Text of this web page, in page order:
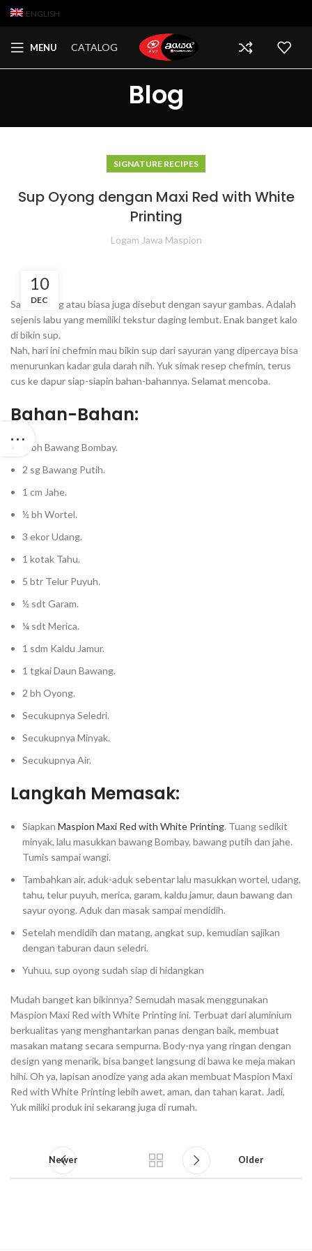
ENGLISH
MENU CATALOG
Blog
SIGNATURE RECIPES
Sup Oyong dengan Maxi Red with White
Printing
Logam Jawa Maspion
10
DEC
Sayur oyong atau biasa juga disebut dengan sayur gambas. Adalah
sejenis labu yang memiliki tekstur daging lembut. Enak banget kalo
di bikin sup.⁣
Nah, hari ini chefmin mau bikin sup dari sayuran yang dipercaya bisa
menurunkan kadar gula darah nih. Yuk simak resep chefmin, terus
cus ke dapur siap-siapin bahan-bahannya. Selamat mencoba.⁣
Bahan-Bahan:
½ bh Bawang Bombay.⁣
2 sg Bawang Putih.⁣
1 cm Jahe.⁣
½ bh Wortel.⁣
3 ekor Udang.⁣
1 kotak Tahu.⁣
5 btr Telur Puyuh.⁣
½ sdt Garam.⁣
¼ sdt Merica.⁣
1 sdm Kaldu Jamur.⁣
1 tgkai Daun Bawang.⁣
2 bh Oyong.⁣
Secukupnya Seledri.⁣
Secukupnya Minyak.⁣
Secukupnya Air.⁣
Langkah Memasak:
Siapkan Maspion Maxi Red with White Printing. Tuang sedikit
minyak, lalu masukkan bawang Bombay, bawang putih dan jahe.
Tumis sampai wangi.⁣
Tambahkan air, aduk-aduk sebentar lalu masukkan wortel, udang,
tahu, telur puyuh, merica, garam, kaldu jamur, daun bawang dan
sayur oyong. Aduk dan masak sampai mendidih.⁣
Setelah mendidih dan matang, angkat sup, kemudian sajikan
dengan taburan daun seledri.⁣
Yuhuu, sup oyong sudah siap di hidangkan
Mudah banget kan bikinnya? Semudah masak menggunakan
Maspion Maxi Red with White Printing ini. Terbuat dari aluminium
berkualitas yang menghantarkan panas dengan baik, membuat
masakan matang secara sempurna. Body-nya yang ringan dengan
design yang menarik, bisa banget langsung di bawa ke meja makan
hihi. Oh ya, lapisan anodize yang ada akan membuat Maspion Maxi
Red with White Printing lebih awet, aman, dan tahan karat. Jadi,
Yuk miliki produk ini sekarang juga di rumah.⁣
Newer Older